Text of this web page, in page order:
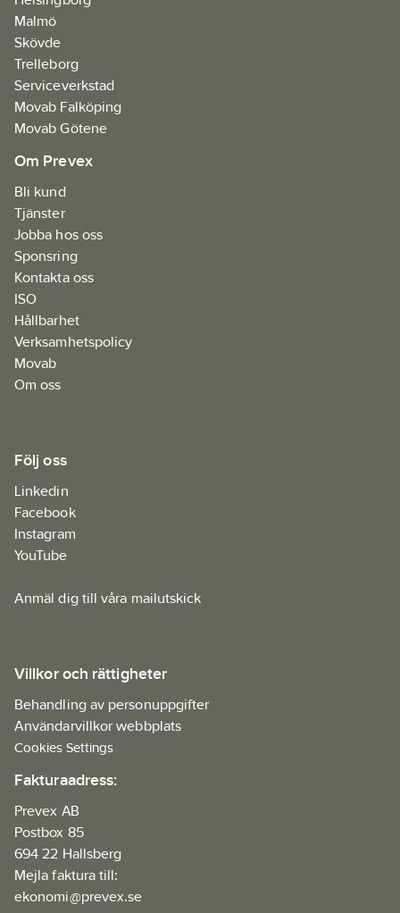
Malmö
Skövde
Trelleborg
Serviceverkstad
Movab Falköping
Movab Götene
Om Prevex
Bli kund
Tjänster
Jobba hos oss
Sponsring
Kontakta oss
ISO
Hållbarhet
Verksamhetspolicy
Movab
Om oss
Följ oss
Linkedin
Facebook
Instagram
YouTube
Anmäl dig till våra mailutskick
Villkor och rättigheter
Behandling av personuppgifter
Användarvillkor webbplats
Cookies Settings
Fakturaadress:
Prevex AB
Postbox 85
694 22 Hallsberg
Mejla faktura till:
ekonomi@prevex.se